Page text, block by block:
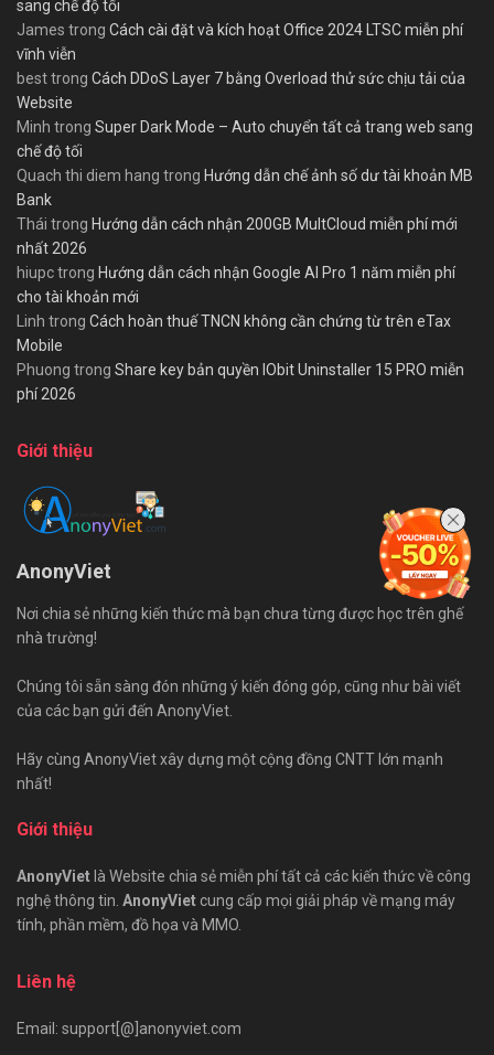
sang chế độ tối
James trong Cách cài đặt và kích hoạt Office 2024 LTSC miễn phí
vĩnh viễn
besttrong Cách DDoS Layer 7 bằng Overload thử sức chịu tải của
Website
Minh trong Super Dark Mode – Auto chuyển tất cả trang web sang
chế độ tối
Quach thi diem hang trong Hướng dẫn chế ảnh số dư tài khoản MB
Bank
Thái trong Hướng dẫn cách nhận 200GB MultCloud miễn phí mới
nhất 2026
hiupctrong Hướng dẫn cách nhận Google AI Pro 1 năm miễn phí
cho tài khoản mới
Linh trong Cách hoàn thuế TNCN không cần chứng từ trên eTax
Mobile
Phuong trong Share key bản quyền IObit Uninstaller 15 PRO miễn
phí 2026
Giới thiệu
AnonyViet
Nơi chia sẻ những kiến thức mà bạn chưa từng được học trên ghế
nhà trường!
Chúng tôi sẵn sàng đón những ý kiến đóng góp, cũng như bài viết
của các bạn gửi đến AnonyViet.
Hãy cùng AnonyViet xây dựng một cộng đồng CNTT lớn mạnh
nhất!
Giới thiệu
AnonyViet là Website chia sẻ miễn phí tất cả các kiến thức về công
nghệ thông tin. AnonyViet cung cấp mọi giải pháp về mạng máy
tính, phần mềm, đồ họa và MMO.
Liên hệ
Email: support[@]anonyviet.com